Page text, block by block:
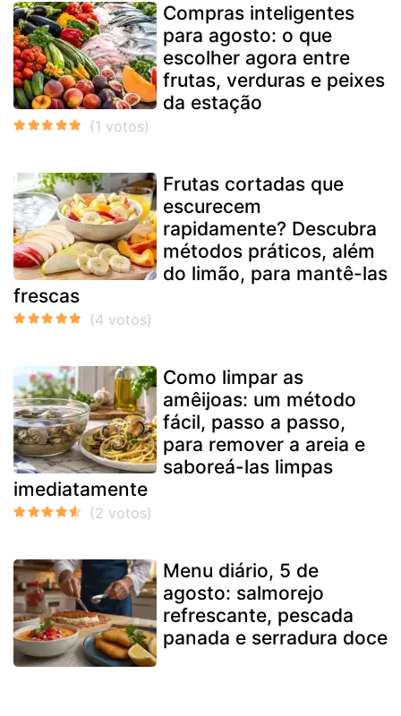
Compras inteligentes
para agosto: o que
escolher agora entre
frutas, verduras e peixes
da estação
Frutas cortadas que
escurecem
rapidamente? Descubra
métodos práticos, além
do limão, para mantê-las
frescas
Como limpar as
amêijoas: um método
fácil, passo a passo,
para remover a areia e
saboreá-las limpas
imediatamente
Menu diário, 5 de
agosto: salmorejo
refrescante, pescada
panada e serradura doce